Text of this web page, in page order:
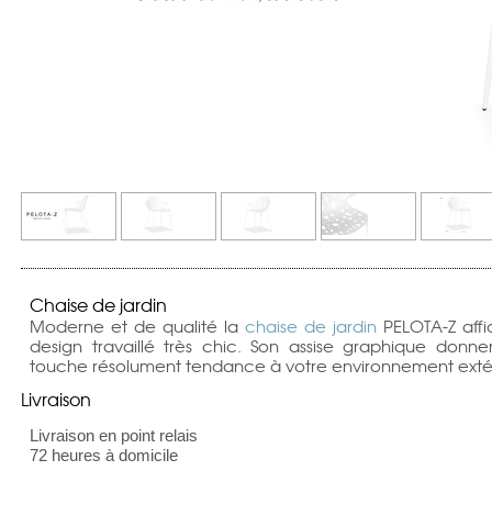
Chaise de jardin
Moderne et de qualité la chaise de jardin PELOTA-Z
design travaillé très chic. Son assise graphique
touche résolument tendance à votre environnement
Livraison
Livraison en point relais
72 heures à domicile